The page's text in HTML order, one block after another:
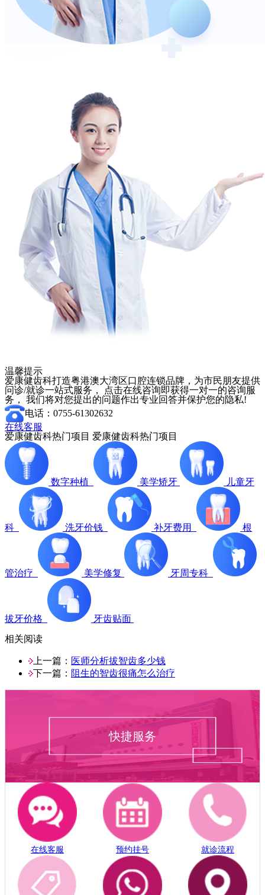
温馨提示
爱康健齿科打造粤港澳大湾区口腔连锁品牌，为市民朋友提供
问诊/就诊一站式服务， 点击在线咨询即获得一对一的咨询服
务， 我们将对您提出的问题作出专业回答并保护您的隐私!
电话：0755-61302632
在线客服
爱康健齿科热门项目 爱康健齿科热门项目
数字种植 美学矫牙 儿童牙
科 洗牙价钱 补牙费用 根
管治疗 美学修复 牙周专科
拔牙价格
牙齿贴面
相关阅读
上一篇： 医师分析拔智齿多少钱
下一篇： 阻生的智齿很痛怎么治疗
快捷服务
在线客服 预约挂号 就诊流程